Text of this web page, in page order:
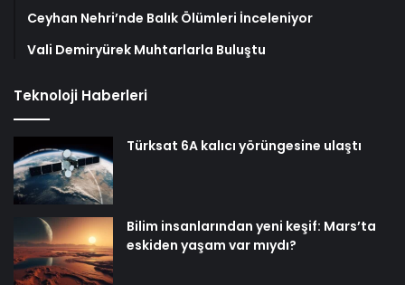
Ceyhan Nehri’nde Balık Ölümleri İnceleniyor
Vali Demiryürek Muhtarlarla Buluştu
Teknoloji Haberleri
Türksat 6A kalıcı yörüngesine ulaştı
Bilim insanlarından yeni keşif: Mars’ta
eskiden yaşam var mıydı?